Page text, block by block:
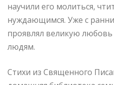
научили его молиться,
нуждающимся. Уже с
проявлял великую любовь
людям.
Стихи из Священного